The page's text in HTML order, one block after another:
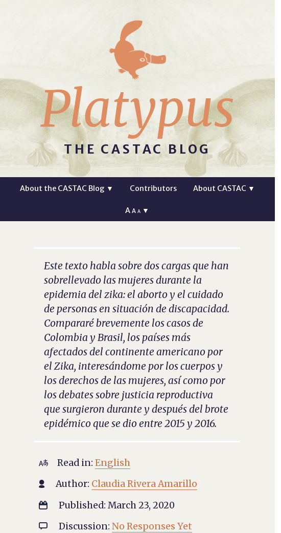
Platypus
THE CASTAC BLOG
About the CASTAC Blog ▼ Contributors About CASTAC ▼
AA A ▼
Este texto habla sobre dos cargas que han
sobrellevado las mujeres durante la
epidemia del zika: el aborto y el cuidado
de personas en situación de discapacidad.
Compararé brevemente los casos de
Colombia y Brasil, los países más
afectados del continente americano por
el Zika, interesándome por los cuerpos y
los derechos de las mujeres, así como por
los debates sobre justicia reproductiva
que surgieron durante y después del brote
epidémico que se dio entre 2015 y 2016.
 Read in: English
 Author: Claudia Rivera Amarillo
 Published: March 23, 2020
 Discussion: No Responses Yet